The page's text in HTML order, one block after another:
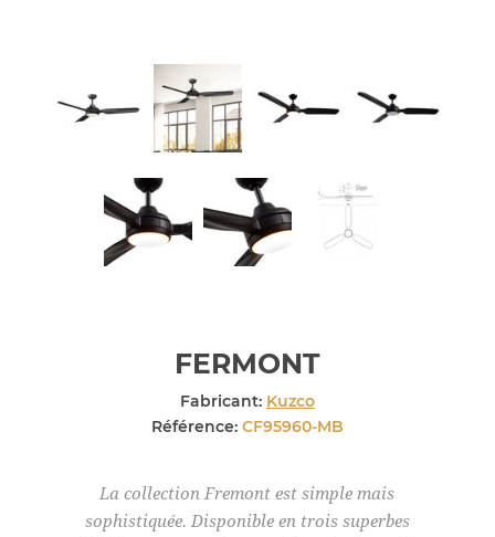
FERMONT
Fabricant: Kuzco
Référence: CF95960-MB
La collection Fremont est simple mais
sophistiquée. Disponible en trois superbes